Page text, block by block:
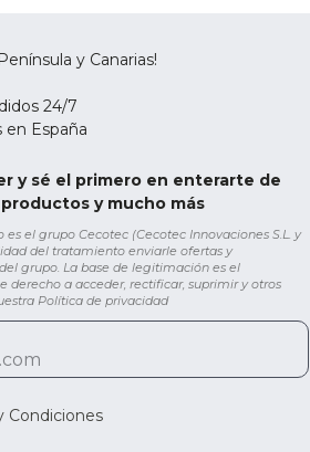
y Canarias!
24/7
en España
y sé el primero en enterarte de
y mucho más
el grupo Cecotec (Cecotec Innovaciones S.L. y
del tratamiento enviarle ofertas y
grupo. La base de legitimación es el
derecho a acceder, rectificar, suprimir y otros
Política de privacidad
Condiciones